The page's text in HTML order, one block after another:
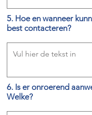
5. Hoe en wanneer
best contacteren?
6. Is er onroerend
Welke?